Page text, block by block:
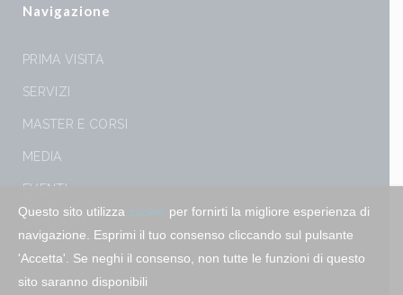
Navigazione
PRIMA VISITA
SERVIZI
MASTER E CORSI
MEDIA
EVENTI
CONTATTI
Questo sito utilizza cookie per fornirti la migliore esperienza di
navigazione. Esprimi il tuo consenso cliccando sul pulsante
'Accetta'. Se neghi il consenso, non tutte le funzioni di questo
sito saranno disponibili